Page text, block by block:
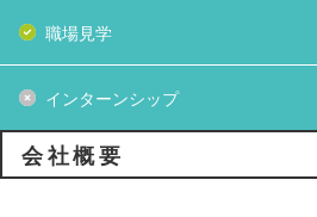
職場見学
インターンシップ
会社概要